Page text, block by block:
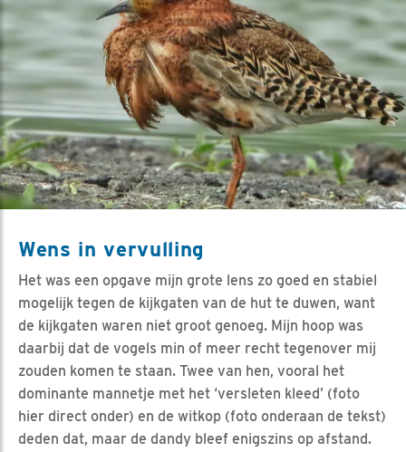
Wens in vervulling
Het was een opgave mijn grote lens zo goed en stabiel
mogelijk tegen de kijkgaten van de hut te duwen, want
de kijkgaten waren niet groot genoeg. Mijn hoop was
daarbij dat de vogels min of meer recht tegenover mij
zouden komen te staan. Twee van hen, vooral het
dominante mannetje met het ‘versleten kleed’ (foto
hier direct onder) en de witkop (foto onderaan de tekst)
deden dat, maar de dandy bleef enigszins op afstand.